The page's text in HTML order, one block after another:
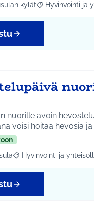
aihepiirin mukaan: Etelä-
kylät Rajaa tulokset
Hyvinvointi ja
nuorille avoin
voisi hoitaa hevosia
aihepiirin mukaan: Koko
Rajaa tulokset teeman
Hyvinvointi ja